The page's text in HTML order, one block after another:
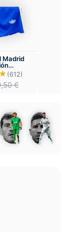
Madrid
(612)
€